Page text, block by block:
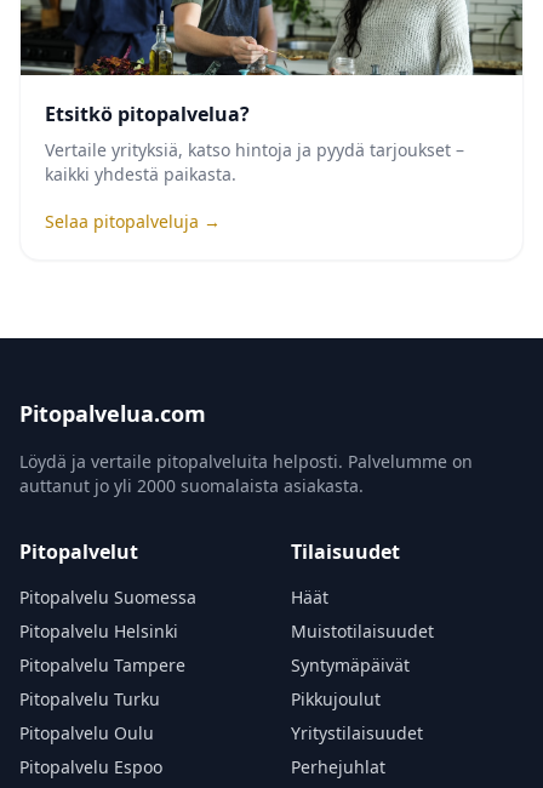
Etsitkö pitopalvelua?
Vertaile yrityksiä, katso hintoja ja pyydä tarjoukset –
kaikki yhdestä paikasta.
Selaa pitopalveluja →
Pitopalvelua.com
Löydä ja vertaile pitopalveluita helposti. Palvelumme on
auttanut jo yli 2000 suomalaista asiakasta.
Pitopalvelut
Pitopalvelu Suomessa
Pitopalvelu Helsinki
Pitopalvelu Tampere
Pitopalvelu Turku
Pitopalvelu Oulu
Pitopalvelu Espoo
Tilaisuudet
Häät
Muistotilaisuudet
Syntymäpäivät
Pikkujoulut
Yritystilaisuudet
Perhejuhlat